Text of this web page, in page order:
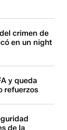
crimen de
en un night
y queda
refuerzos
de la